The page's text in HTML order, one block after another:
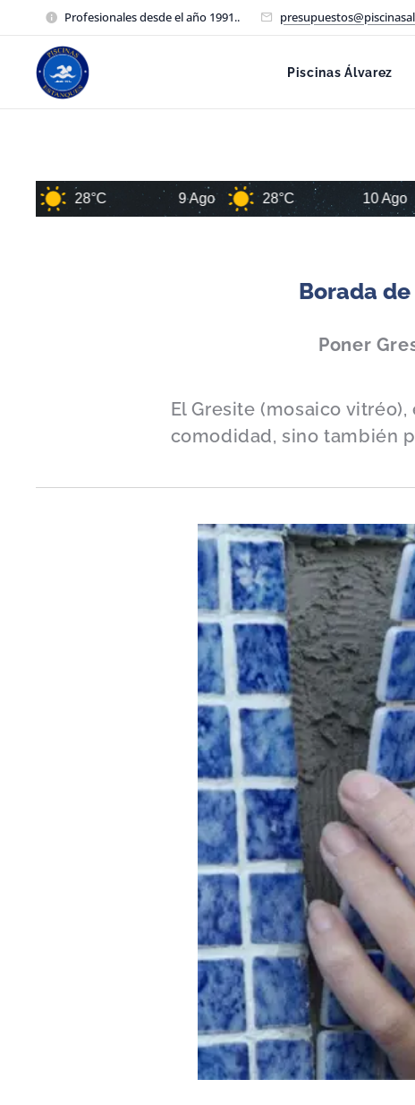
Profesionales desde el año 1991..
Piscinas Álvarez
9 Ago 28°C 10 Ago 28°C
Borada
Poner
El Gresite (mosaico
comodidad, sino también